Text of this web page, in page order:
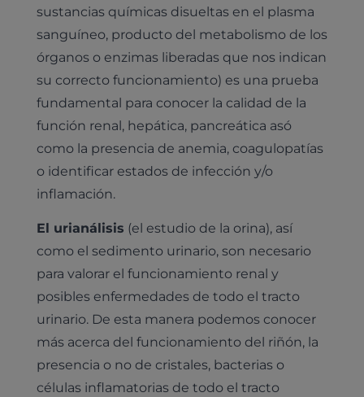
Diagnóstico veterinario por imagen
Laboratorio veterinario propio
Ecografía
Pruebas cropológicas
Pruebas histológicas – microscopio
Identificación con microchip y pasaporte
Desparasitación
Esterilización
Hospitalización
Leishmaniasis
Cirugía
Revisión general y/o geriátrica
Todos los servicios
Medicina general
Dermatología
Traumatología
Nutrición
Medicina felina
Animales Exóticos
Todas las especialidades
Planes de salud para perros
Planes de salud para gatos
¿Quiénes somos?
Comité de expertos veterinarios
Trabaja en Clinicanimal
sustancias químicas disueltas en el plasma
sanguíneo, producto del metabolismo de los
órganos o enzimas liberadas que nos indican
su correcto funcionamiento) es una prueba
fundamental para conocer la calidad de la
función renal, hepática, pancreática asó
como la presencia de anemia, coagulopatías
o identificar estados de infección y/o
inflamación.
El urianálisis (el estudio de la orina), así
como el sedimento urinario, son necesario
para valorar el funcionamiento renal y
posibles enfermedades de todo el tracto
urinario. De esta manera podemos conocer
más acerca del funcionamiento del riñón, la
presencia o no de cristales, bacterias o
células inflamatorias de todo el tracto